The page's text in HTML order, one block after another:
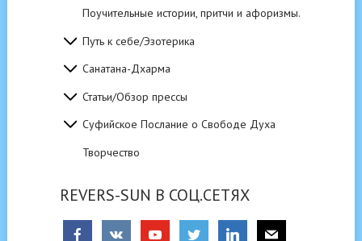
Поучительные истории, притчи и афоризмы.
Путь к себе/Эзотерика
Санатана-Дхарма
Статьи/Обзор прессы
Суфийское Послание о Свободе Духа
Творчество
REVERS-SUN В СОЦ.СЕТЯХ